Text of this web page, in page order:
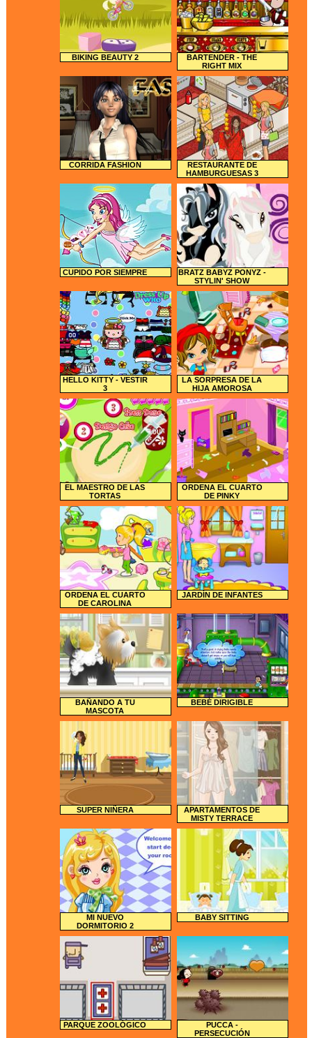
BIKING BEAUTY 2
BARTENDER - THE
RIGHT MIX
CORRIDA FASHION
RESTAURANTE DE
HAMBURGUESAS 3
CUPIDO POR SIEMPRE
BRATZ BABYZ PONYZ -
STYLIN' SHOW
HELLO KITTY - VESTIR
3
LA SORPRESA DE LA
HIJA AMOROSA
EL MAESTRO DE LAS
TORTAS
ORDENA EL CUARTO
DE PINKY
ORDENA EL CUARTO
DE CAROLINA
JARDÍN DE INFANTES
BAÑANDO A TU
MASCOTA
BEBÉ DIRIGIBLE
SUPER NIÑERA
APARTAMENTOS DE
MISTY TERRACE
MI NUEVO
DORMITORIO 2
BABY SITTING
PARQUE ZOOLÓGICO
PUCCA -
PERSECUCIÓN